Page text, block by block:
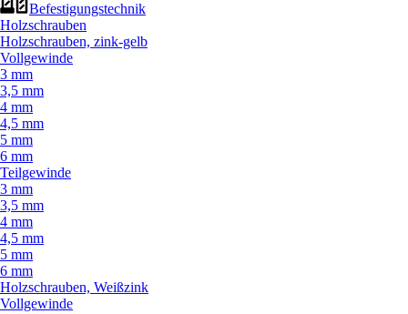
Befestigungstechnik
Holzschrauben
Holzschrauben, zink-gelb
Vollgewinde
3 mm
3,5 mm
4 mm
4,5 mm
5 mm
6 mm
Teilgewinde
3 mm
3,5 mm
4 mm
4,5 mm
5 mm
6 mm
Holzschrauben, Weißzink
Vollgewinde